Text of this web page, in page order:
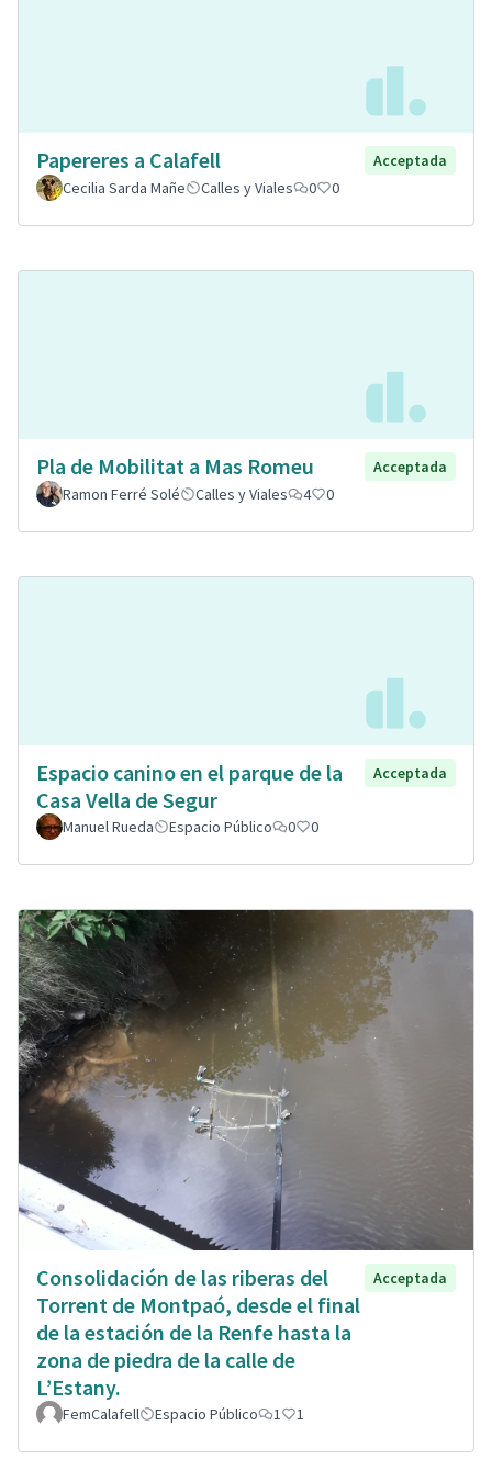
Papereres a Calafell
Acceptada
Cecilia Sarda Mañe
Calles y Viales 0 0
Pla de Mobilitat a Mas Romeu
Acceptada
Ramon Ferré Solé
Calles y Viales 4 0
Espacio canino en el parque de la
Casa Vella de Segur
Acceptada
Manuel Rueda Espacio Público 0 0
Consolidación de las riberas del
Torrent de Montpaó, desde el final
de la estación de la Renfe hasta la
zona de piedra de la calle de
L’Estany.
Acceptada
FemCalafell Espacio Público 1 1